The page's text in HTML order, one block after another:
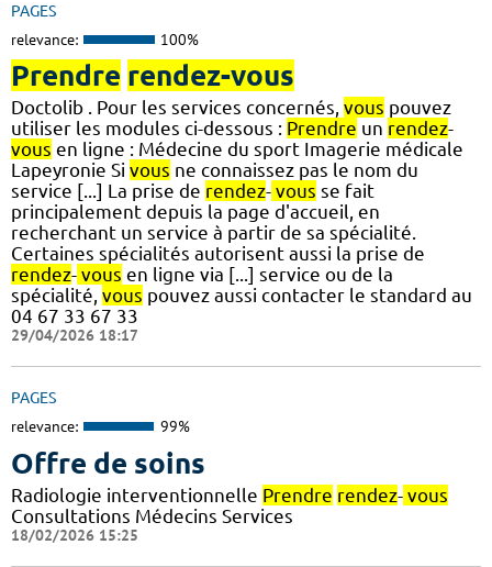
PAGES
relevance: 100%
Prendre rendez-vous
Doctolib . Pour les services concernés, vous pouvez
utiliser les modules ci-dessous : Prendre un rendez-
vous en ligne : Médecine du sport Imagerie médicale
Lapeyronie Si vous ne connaissez pas le nom du
service [...] La prise de rendez- vous se fait
principalement depuis la page d'accueil, en
recherchant un service à partir de sa spécialité.
Certaines spécialités autorisent aussi la prise de
rendez- vous en ligne via [...] service ou de la
spécialité, vous pouvez aussi contacter le standard au
04 67 33 67 33
29/04/2026 18:17
PAGES
relevance: 99%
Offre de soins
Radiologie interventionnelle Prendre rendez- vous
Consultations Médecins Services
18/02/2026 15:25